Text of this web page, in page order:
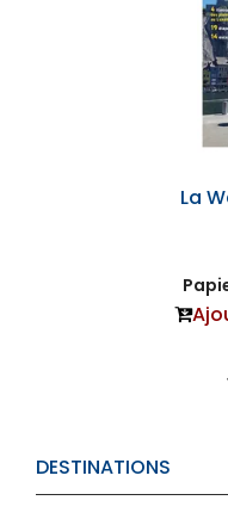
DESTINATIONS
La